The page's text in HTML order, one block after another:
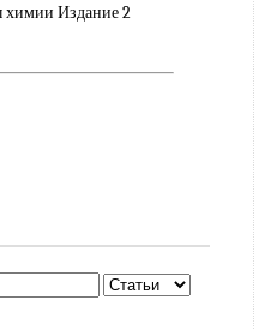
химии Издание 2